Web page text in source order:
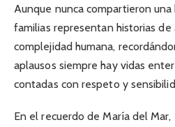
Aunque nunca compartieron una
familias representan historias
complejidad humana,
aplausos siempre hay vidas
contadas con respeto y
En el recuerdo de María del